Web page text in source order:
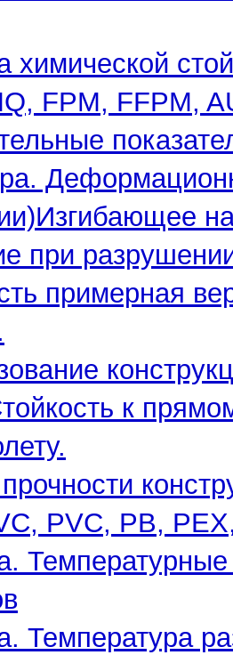
химической
FPM, FFPM,
при
примерная
к
PVC, PB,
Температура